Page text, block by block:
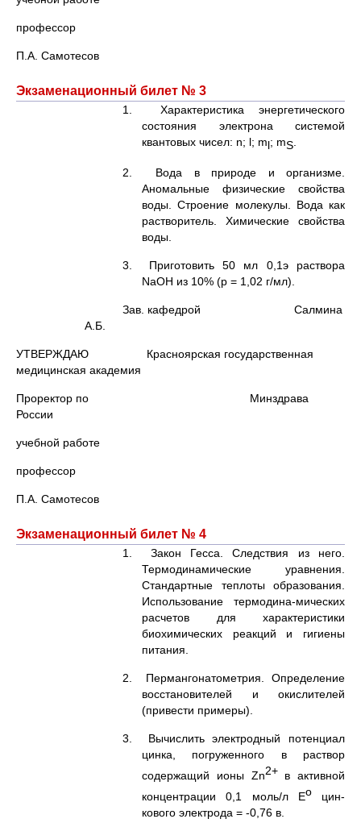
профессор
П.А. Самотесов
Экзаменационный билет № 3
1. Характеристика энергетического
состояния электрона системой
квантовых чисел: n; l; ml; mS
2. Вода в природе и организме.
Аномальные физические свойства
воды. Строение молекулы. Вода как
растворитель. Химические свойства
воды.
3. Приготовить 50 мл 0,1э раствора
NaOH из 10% (p = 1,02 г/мл).
Зав. кафедрой Салмина
А.Б.
УТВЕРЖДАЮ Красноярская государственная
медицинская академия
Проректор по Минздрава
России
учебной работе
профессор
П.А. Самотесов
Экзаменационный билет № 4
1. Закон Гесса. Следствия из него.
Термодинамические уравнения.
Стандартные теплоты образования.
Использование термодина-мических
расчетов для характеристики
биохимических реакций и гигиены
питания.
2. Пермангонатометрия. Определение
восстановителей и окислителей
(привести примеры).
3. Вычислить электродный потенциал
цинка, погруженного в раствор
содержащий ионы Zn2+в активной
концентрации 0,1 моль/л Еоцин-
кового электрода = -0,76 в.